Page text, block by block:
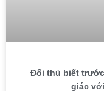
Đối thủ biết
giác